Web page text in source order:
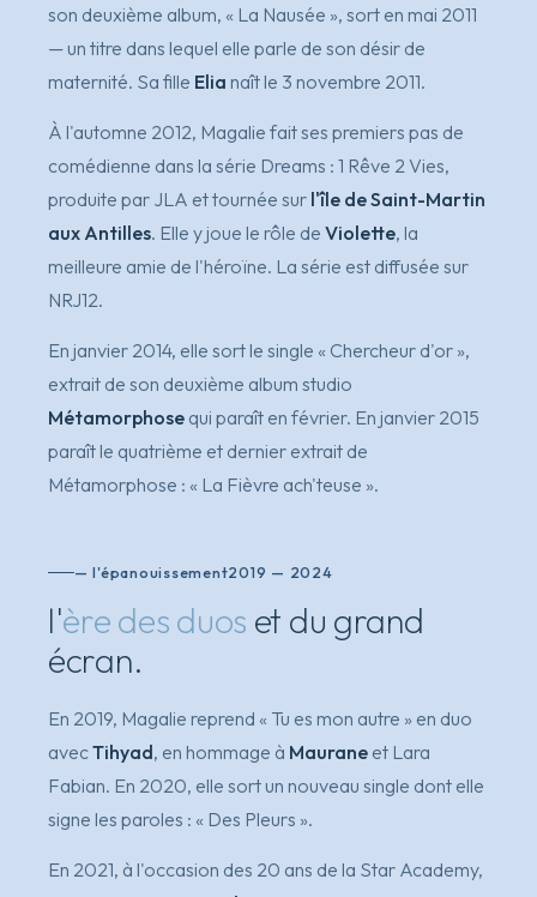
son deuxième album, « La Nausée », sort en mai 2011
— un titre dans lequel elle parle de son désir de
maternité. Sa fille Elia naît le 3 novembre 2011.
À l'automne 2012, Magalie fait ses premiers pas de
comédienne dans la série Dreams : 1 Rêve 2 Vies,
produite par JLA et tournée sur l'île de Saint-Martin
aux Antilles. Elle y joue le rôle de Violette, la
meilleure amie de l'héroïne. La série est diffusée sur
NRJ12.
En janvier 2014, elle sort le single « Chercheur d'or »,
extrait de son deuxième album studio
Métamorphose qui paraît en février. En janvier 2015
paraît le quatrième et dernier extrait de
Métamorphose : « La Fièvre ach'teuse ».
— l'épanouissement2019 — 2024
l'ère des duos et du grand
écran.
En 2019, Magalie reprend « Tu es mon autre » en duo
avecTihyad, en hommage à Maurane et Lara
Fabian. En 2020, elle sort un nouveau single dont elle
signe les paroles : « Des Pleurs ».
En 2021, à l'occasion des 20 ans de la Star Academy,